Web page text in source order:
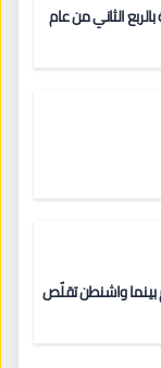
الثاني من عام
بينما واشنطن تقلّص